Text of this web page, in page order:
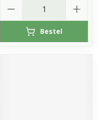
Bestel